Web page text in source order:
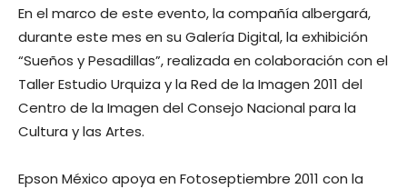
En el marco de este evento, la compañía albergará,
durante este mes en su Galería Digital, la exhibición
“Sueños y Pesadillas”, realizada en colaboración con el
Taller Estudio Urquiza y la Red de la Imagen 2011 del
Centro de la Imagen del Consejo Nacional para la
Cultura y las Artes.
Epson México apoya en Fotoseptiembre 2011 con la